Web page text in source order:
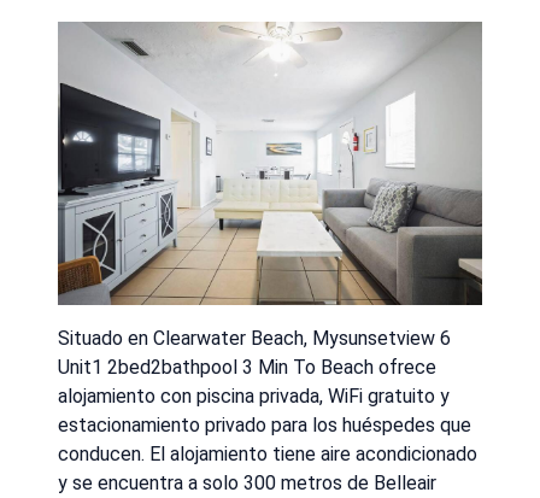
Situado en Clearwater Beach, Mysunsetview 6
Unit1 2bed2bathpool 3 Min To Beach ofrece
alojamiento con piscina privada, WiFi gratuito y
estacionamiento privado para los huéspedes que
conducen. El alojamiento tiene aire acondicionado
y se encuentra a solo 300 metros de Belleair